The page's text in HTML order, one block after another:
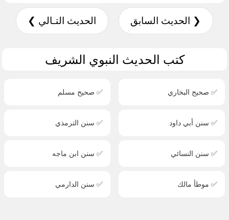
❮ الحديث السابق الحديث التـالي ❯
كتب الحديث النبوي الشريف
✅ صحيح البخاري ✅ صحيح مسلم
✅ سنن أبي داود ✅ سنن الترمذي
✅ سنن النسائي ✅ سنن ابن ماجه
✅ موطأ مالك ✅ سنن الدارمي